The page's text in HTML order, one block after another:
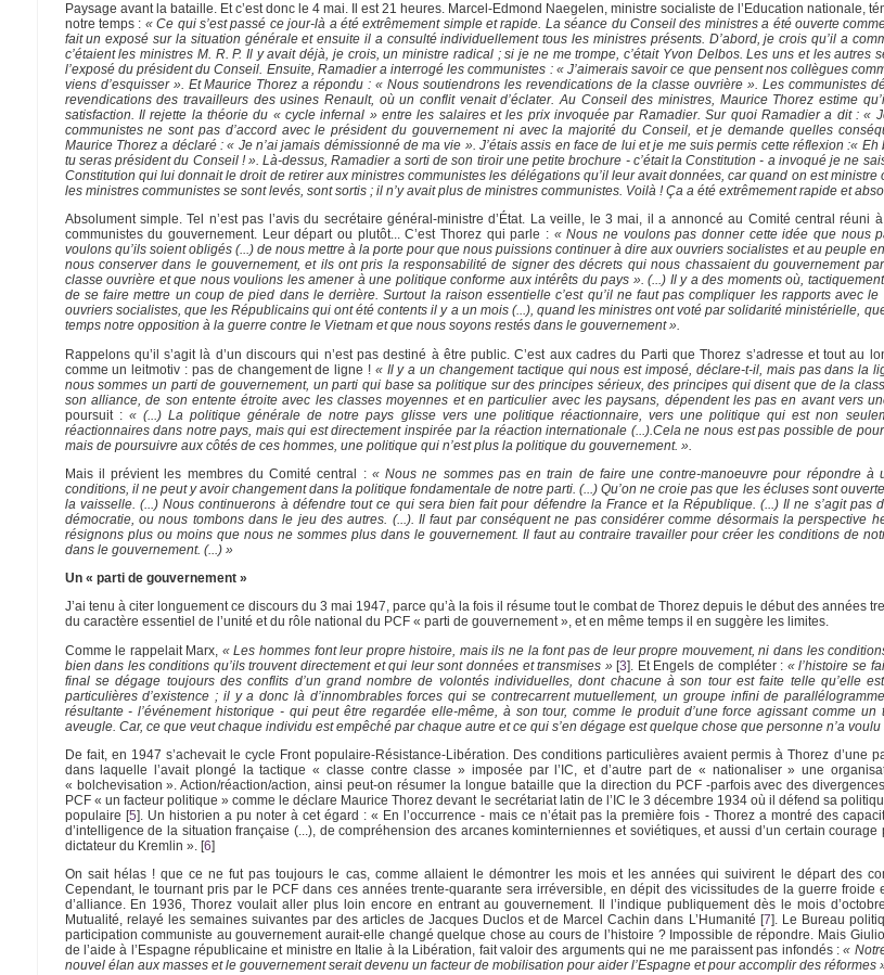
Paysage avant la bataille. Et c’est donc le 4 mai. Il est 21 heures. Marcel-Edmond Naegelen, ministre socialiste de l’Education nationale,
notre temps : « Ce qui s’est passé ce jour-là a été extrêmement simple et rapide. La séance du Conseil des ministres a été ouverte
fait un exposé sur la situation générale et ensuite il a consulté individuellement tous les ministres présents. D’abord, je crois qu’il a
c’étaient les ministres M. R. P. Il y avait déjà, je crois, un ministre radical ; si je ne me trompe, c’était Yvon Delbos. Les uns et les autres
l’exposé du président du Conseil. Ensuite, Ramadier a interrogé les communistes : « J’aimerais savoir ce que pensent nos collègues
viens d’esquisser ». Et Maurice Thorez a répondu : « Nous soutiendrons les revendications de la classe ouvrière ». Les communistes
revendications des travailleurs des usines Renault, où un conflit venait d’éclater. Au Conseil des ministres, Maurice Thorez estime
satisfaction. Il rejette la théorie du « cycle infernal » entre les salaires et les prix invoquée par Ramadier. Sur quoi Ramadier a dit : «
communistes ne sont pas d’accord avec le président du gouvernement ni avec la majorité du Conseil, et je demande quelles
Maurice Thorez a déclaré : « Je n’ai jamais démissionné de ma vie ». J’étais assis en face de lui et je me suis permis cette réflexion :«
tu seras président du Conseil ! ». Là-dessus, Ramadier a sorti de son tiroir une petite brochure - c’était la Constitution - a invoqué je ne
Constitution qui lui donnait le droit de retirer aux ministres communistes les délégations qu’il leur avait données, car quand on est ministre
les ministres communistes se sont levés, sont sortis ; il n’y avait plus de ministres communistes. Voilà ! Ça a été extrêmement rapide et
Absolument simple. Tel n’est pas l’avis du secrétaire général-ministre d’État. La veille, le 3 mai, il a annoncé au Comité central réuni
communistes du gouvernement. Leur départ ou plutôt... C’est Thorez qui parle : « Nous ne voulons pas donner cette idée que nous
voulons qu’ils soient obligés (...) de nous mettre à la porte pour que nous puissions continuer à dire aux ouvriers socialistes et au peuple
nous conserver dans le gouvernement, et ils ont pris la responsabilité de signer des décrets qui nous chassaient du gouvernement
classe ouvrière et que nous voulions les amener à une politique conforme aux intérêts du pays ». (...) Il y a des moments où,
de se faire mettre un coup de pied dans le derrière. Surtout la raison essentielle c’est qu’il ne faut pas compliquer les rapports avec
ouvriers socialistes, que les Républicains qui ont été contents il y a un mois (...), quand les ministres ont voté par solidarité ministérielle,
temps notre opposition à la guerre contre le Vietnam et que nous soyons restés dans le gouvernement ».
Rappelons qu’il s’agit là d’un discours qui n’est pas destiné à être public. C’est aux cadres du Parti que Thorez s’adresse et tout au
comme un leitmotiv : pas de changement de ligne ! « Il y a un changement tactique qui nous est imposé, déclare-t-il, mais pas dans la
nous sommes un parti de gouvernement, un parti qui base sa politique sur des principes sérieux, des principes qui disent que de la
son alliance, de son entente étroite avec les classes moyennes et en particulier avec les paysans, dépendent les pas en avant vers
poursuit : « (...) La politique générale de notre pays glisse vers une politique réactionnaire, vers une politique qui est non
réactionnaires dans notre pays, mais qui est directement inspirée par la réaction internationale (...).Cela ne nous est pas possible de
mais de poursuivre aux côtés de ces hommes, une politique qui n’est plus la politique du gouvernement. ».
Mais il prévient les membres du Comité central : « Nous ne sommes pas en train de faire une contre-manoeuvre pour répondre à
conditions, il ne peut y avoir changement dans la politique fondamentale de notre parti. (...) Qu’on ne croie pas que les écluses sont
la vaisselle. (...) Nous continuerons à défendre tout ce qui sera bien fait pour défendre la France et la République. (...) Il ne s’agit pas
démocratie, ou nous tombons dans le jeu des autres. (...). Il faut par conséquent ne pas considérer comme désormais la perspective
résignons plus ou moins que nous ne sommes plus dans le gouvernement. Il faut au contraire travailler pour créer les conditions de
dans le gouvernement. (...) »
Un « parti de gouvernement »
J’ai tenu à citer longuement ce discours du 3 mai 1947, parce qu’à la fois il résume tout le combat de Thorez depuis le début des années
du caractère essentiel de l’unité et du rôle national du PCF « parti de gouvernement », et en même temps il en suggère les limites.
Comme le rappelait Marx, « Les hommes font leur propre histoire, mais ils ne la font pas de leur propre mouvement, ni dans les
bien dans les conditions qu’ils trouvent directement et qui leur sont données et transmises »[3] . Et Engels de compléter : « l’histoire se
final se dégage toujours des conflits d’un grand nombre de volontés individuelles, dont chacune à son tour est faite telle qu’elle
particulières d’existence ; il y a donc là d’innombrables forces qui se contrecarrent mutuellement, un groupe infini de
résultante - l’événement historique - qui peut être regardée elle-même, à son tour, comme le produit d’une force agissant comme
aveugle. Car, ce que veut chaque individu est empêché par chaque autre et ce qui s’en dégage est quelque chose que personne n’a voulu
De fait, en 1947 s’achevait le cycle Front populaire-Résistance-Libération. Des conditions particulières avaient permis à Thorez d’une
dans laquelle l’avait plongé la tactique « classe contre classe » imposée par l’IC, et d’autre part de « nationaliser » une
« bolchevisation ». Action/réaction/action, ainsi peut-on résumer la longue bataille que la direction du PCF -parfois avec des
PCF « un facteur politique » comme le déclare Maurice Thorez devant le secrétariat latin de l’IC le 3 décembre 1934 où il défend sa
populaire [5]. Un historien a pu noter à cet égard : « En l’occurrence - mais ce n’était pas la première fois - Thorez a montré des
d’intelligence de la situation française (...), de compréhension des arcanes kominterniennes et soviétiques, et aussi d’un certain
dictateur du Kremlin ».[6]
On sait hélas ! que ce ne fut pas toujours le cas, comme allaient le démontrer les mois et les années qui suivirent le départ des
Cependant, le tournant pris par le PCF dans ces années trente-quarante sera irréversible, en dépit des vicissitudes de la guerre froide
d’alliance. En 1936, Thorez voulait aller plus loin encore en entrant au gouvernement. Il l’indique publiquement dès le mois
Mutualité, relayé les semaines suivantes par des articles de Jacques Duclos et de Marcel Cachin dans L’Humanité [7]. Le Bureau
participation communiste au gouvernement aurait-elle changé quelque chose au cours de l’histoire ? Impossible de répondre. Mais
de l’aide à l’Espagne républicaine et ministre en Italie à la Libération, fait valoir des arguments qui ne me paraissent pas infondés :«
nouvel élan aux masses et le gouvernement serait devenu un facteur de mobilisation pour aider l’Espagne et pour accomplir des réformes